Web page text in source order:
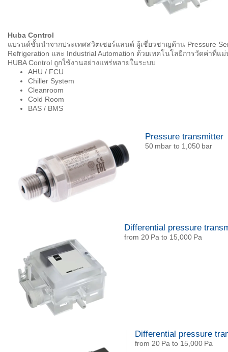
Huba Control
แบรนด์ชั้นนำจากประเทศสวิตเซอร์แลนด์ ผู้เชี่ยวชาญด้าน Pressure
Refrigeration และ Industrial Automation ด้วยเทคโนโลยีการวัดค่าที่
HUBA Control ถูกใช้งานอย่างแพร่หลายในระบบ
AHU / FCU
Chiller System
Cleanroom
Cold Room
BAS / BMS
Pressure transmitter
50 mbar to 1,050 bar
Differential pressure
from 20 Pa to 15,000 Pa
Differential pressure
from 20 Pa to 15,000 Pa